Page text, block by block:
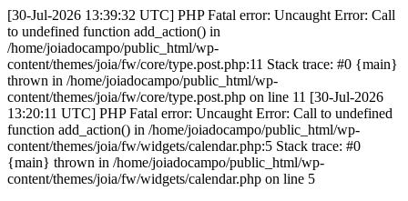
[30-Jul-2026 13:39:32 UTC] PHP Fatal error: Uncaught Error: Call
to undefined function add_action() in
/home/joiadocampo/public_html/wp-
content/themes/joia/fw/core/type.post.php:11 Stack trace: #0 {main}
thrown in /home/joiadocampo/public_html/wp-
content/themes/joia/fw/core/type.post.php on line 11 [30-Jul-2026
13:20:11 UTC] PHP Fatal error: Uncaught Error: Call to undefined
function add_action() in /home/joiadocampo/public_html/wp-
content/themes/joia/fw/widgets/calendar.php:5 Stack trace: #0
{main} thrown in /home/joiadocampo/public_html/wp-
content/themes/joia/fw/widgets/calendar.php on line 5